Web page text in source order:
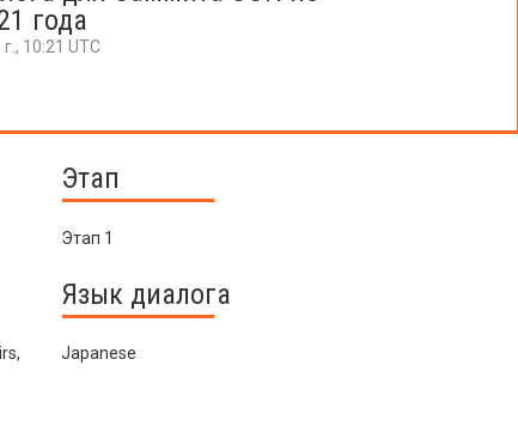
года
10:21 UTC
Этап
Этап 1
Язык диалога
Japanese